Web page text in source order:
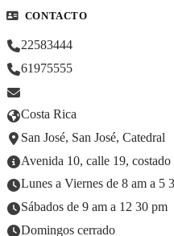
CONTACTO
22583444
61975555
Costa Rica
San José, San José, Catedral
Avenida 10, calle 19,
Lunes a Viernes de 8 am a 5
Sábados de 9 am a 12 30 pm
Domingos cerrado